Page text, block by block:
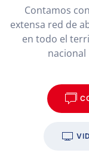
Contamos
extensa red de
en todo el
nacional